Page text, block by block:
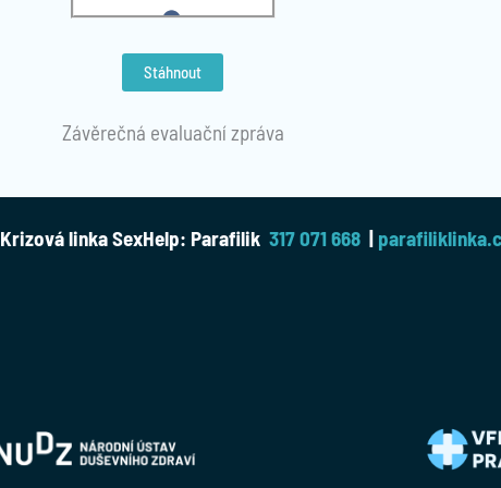
Stáhnout
Závěrečná evaluační zpráva
Krizová linka SexHelp: Parafilik 317 071 668|